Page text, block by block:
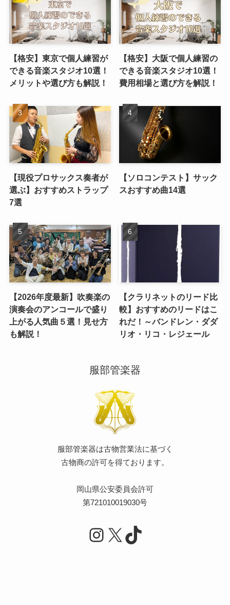
【格安】東京で個人練習が
できる音楽スタジオ10選！
メリットや選び方も解説！
【格安】大阪で個人練習の
できる音楽スタジオ10選！
費用相場と選び方を解説！
【現役プロサックス奏者が
選ぶ】おすすめストラップ
7選
【ソロコンテスト】サック
スおすすめ曲14選
【2026年度最新】吹奏楽の
演奏会のアンコールで盛り
上がる人気曲５選！見せ方
も解説！
【クラリネットのリード比
較】おすすめのリードはこ
れだ！～バンドレン・ダダ
リオ・リコ・レジェール
服部管楽器
服部管楽器は古物営業法に基づく
古物商の許可を得ております。
岡山県公安委員会許可
第721010019030号
Instagram
X TikTok